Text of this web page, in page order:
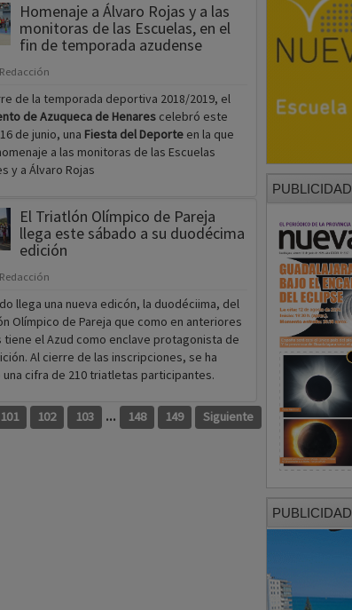
Homenaje a Álvaro Rojas y a las
monitoras de las Escuelas, en el
fin de temporada azudense
Redacción
de la temporada deportiva 2018/2019, el
de Azuqueca de Henares celebró este
de junio, una Fiesta del Deporte en la que
a las monitoras de las Escuelas
y a Álvaro Rojas
El Triatlón Olímpico de Pareja
llega este sábado a su duodécima
edición
Redacción
llega una nueva edicón, la duodéciima, del
Olímpico de Pareja que como en anteriores
tiene el Azud como enclave protagonista de
Al cierre de las inscripciones, se ha
una cifra de 210 triatletas participantes.
101 102 103 ... 148 149 Siguiente
PUBLICIDAD
PUBLICIDAD